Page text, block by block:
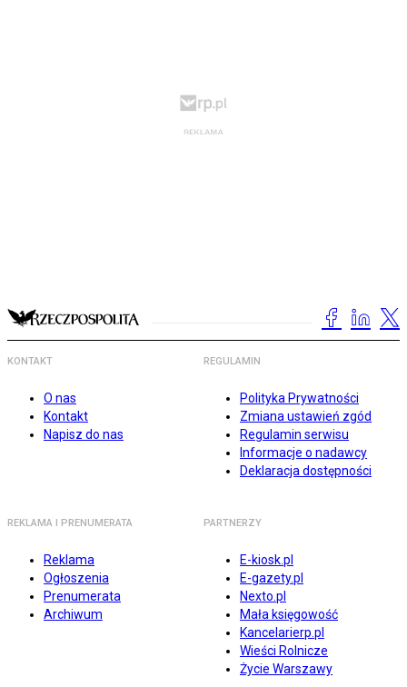
KONTAKT
O nas
Kontakt
Napisz do nas
REGULAMIN
Polityka Prywatności
Zmiana ustawień zgód
Regulamin serwisu
Informacje o nadawcy
Deklaracja dostępności
REKLAMA I PRENUMERATA
Reklama
Ogłoszenia
Prenumerata
Archiwum
PARTNERZY
E-kiosk.pl
E-gazety.pl
Nexto.pl
Mała księgowość
Kancelarierp.pl
Wieści Rolnicze
Życie Warszawy